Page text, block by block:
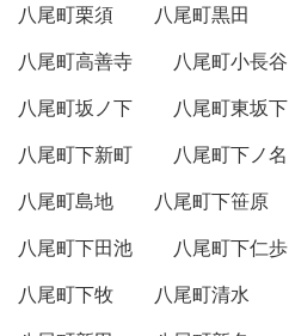
八尾町栗須
八尾町黒田
八尾町高善寺
八尾町小長谷
八尾町坂ノ下
八尾町東坂下
八尾町下新町
八尾町下ノ名
八尾町島地
八尾町下笹原
八尾町下田池
八尾町下仁歩
八尾町下牧
八尾町清水